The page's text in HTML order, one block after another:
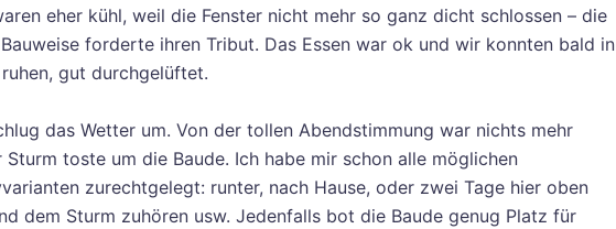
eher kühl, weil die Fenster nicht mehr so ganz dicht schlossen – die
forderte ihren Tribut. Das Essen war ok und wir konnten bald in
gut durchgelüftet.
das Wetter um. Von der tollen Abendstimmung war nichts mehr
Sturm toste um die Baude. Ich habe mir schon alle möglichen
zurechtgelegt: runter, nach Hause, oder zwei Tage hier oben
dem Sturm zuhören usw. Jedenfalls bot die Baude genug Platz für